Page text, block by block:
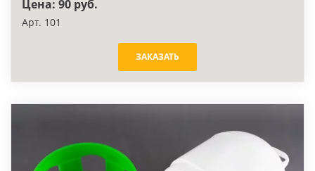
Цена: 90 руб.
Арт. 101
ЗАКАЗАТЬ